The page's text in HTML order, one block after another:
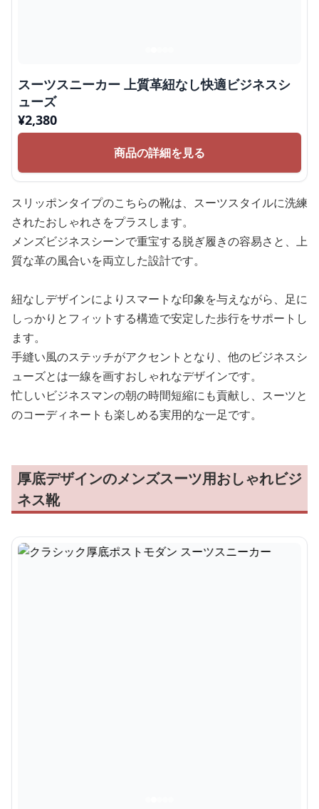
スーツスニーカー 上質革紐なし快適ビジネスシ
ューズ
¥2,380
商品の詳細を見る
スリッポンタイプのこちらの靴は、スーツスタイルに洗練
されたおしゃれさをプラスします。
メンズビジネスシーンで重宝する脱ぎ履きの容易さと、上
質な革の風合いを両立した設計です。
紐なしデザインによりスマートな印象を与えながら、足に
しっかりとフィットする構造で安定した歩行をサポートし
ます。
手縫い風のステッチがアクセントとなり、他のビジネスシ
ューズとは一線を画すおしゃれなデザインです。
忙しいビジネスマンの朝の時間短縮にも貢献し、スーツと
のコーディネートも楽しめる実用的な一足です。
厚底デザインのメンズスーツ用おしゃれビジ
ネス靴